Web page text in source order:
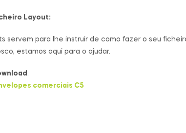
Layout:
servem para lhe instruir de como fazer o seu
estamos aqui para o ajudar.
:
comerciais C5